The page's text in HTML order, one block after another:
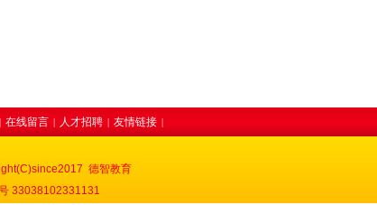
| 在线留言 | 人才招聘 | 友情链接 |
德智教育
33038102331131